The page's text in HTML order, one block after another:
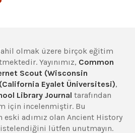
olmak üzere birçok eğitim
Yayınımız, Common
Scout (Wisconsin
Eyalet Üniversitesi),
Library Journal tarafından
için incelenmiştir. Bu
eski adımız olan Ancient History
lütfen unutmayın.